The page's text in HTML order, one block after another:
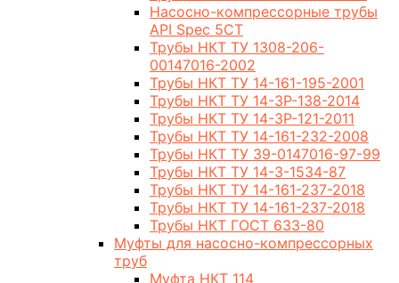
Насосно-компрессорные трубы
API Spec 5CT
Трубы НКТ ТУ 1308-206-
00147016-2002
Трубы НКТ ТУ 14-161-195-2001
Трубы НКТ ТУ 14-3Р-138-2014
Трубы НКТ ТУ 14-3Р-121-2011
Трубы НКТ ТУ 14-161-232-2008
Трубы НКТ ТУ 39-0147016-97-99
Трубы НКТ ТУ 14-3-1534-87
Трубы НКТ ТУ 14-161-237-2018
Трубы НКТ ТУ 14-161-237-2018
Трубы НКТ ГОСТ 633-80
Муфты для насосно-компрессорных
труб
Муфта НКТ 114